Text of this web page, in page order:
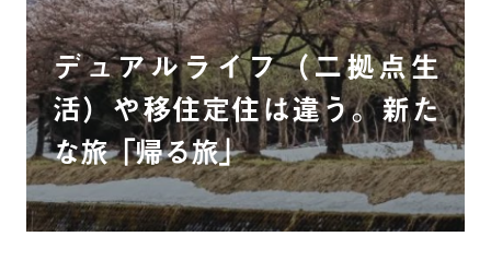
デュアルライフ（二拠点生
活）や移住定住は違う。新た
な旅「帰る旅」